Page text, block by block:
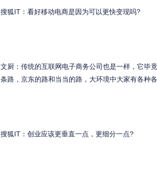
搜狐IT：看好移动电商是因为可以更快变现吗?
文厨：传统的互联网电子商务公司也是一样，它毕
条路，京东的路和当当的路，大环境中大家有各种
搜狐IT：创业应该更垂直一点，更细分一点?